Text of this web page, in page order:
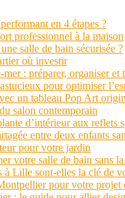
en 4 étapes ?
professionnel à la maison
salle de bain sécurisée ?
où investir
: préparer, organiser et
pour optimiser
un tableau Pop Art
salon contemporain
d’intérieur aux reflets
entre deux enfants
pour votre jardin
votre salle de bain sans
à Lille sont-elles la clé de
pour votre projet